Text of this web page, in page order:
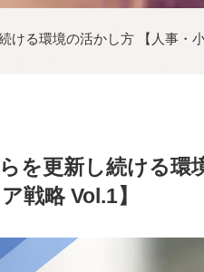
ける環境の活かし方 【人事・
を更新し続ける環
戦略 Vol.1】